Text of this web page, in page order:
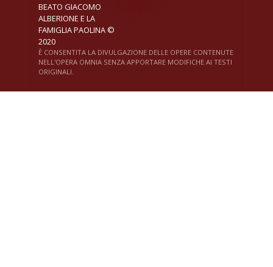
BEATO GIACOMO
ALBERIONE E LA
FAMIGLIA PAOLINA ©
2020
È CONSENTITA LA DIVULGAZIONE DELLE OPERE CONTENUTE
NELL'OPERA OMNIA SENZA APPORTARE MODIFICHE AI TESTI
ORIGINALI.